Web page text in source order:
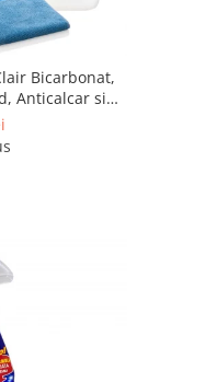
Bicarbonat,
Anticalcar si